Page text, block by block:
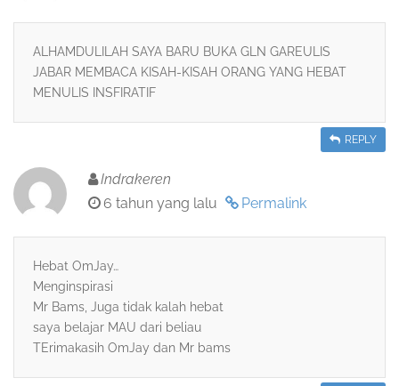
ALHAMDULILAH SAYA BARU BUKA GLN GAREULIS
JABAR MEMBACA KISAH-KISAH ORANG YANG HEBAT
MENULIS INSFIRATIF
REPLY
Indrakeren
6 tahun yang lalu
Permalink
Hebat OmJay…
Menginspirasi
Mr Bams, Juga tidak kalah hebat
saya belajar MAU dari beliau
TErimakasih OmJay dan Mr bams